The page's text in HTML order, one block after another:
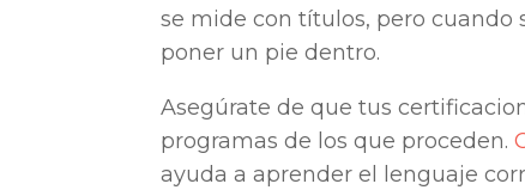
se mide con títulos, pero cuando
poner un pie dentro.
Asegúrate de que tus
programas de los que proceden.
ayuda a aprender el lenguaje